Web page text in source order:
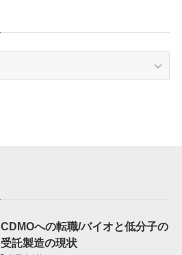
CDMOへの転職/バイオと低分子の
受託製造の現状